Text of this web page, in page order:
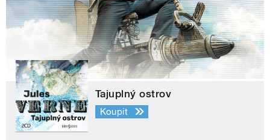
Tajuplný ostrov
Koupit